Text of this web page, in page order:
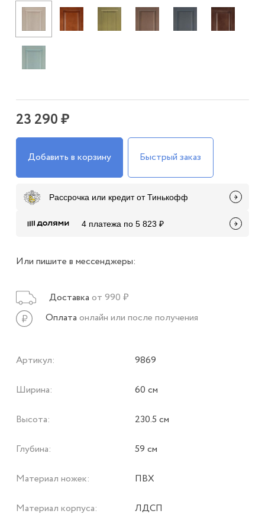
23 290 ₽
Добавить в корзину Быстрый заказ
Рассрочка или кредит от Тинькофф
4 платежа по 5 823 ₽
Или пишите в мессенджеры:
Доставка от 990 ₽
Оплата онлайн или после получения
Артикул: 9869
Ширина: 60 см
Высота: 230.5 см
Глубина: 59 см
Материал ножек: ПВХ
Материал корпуса: ЛДСП